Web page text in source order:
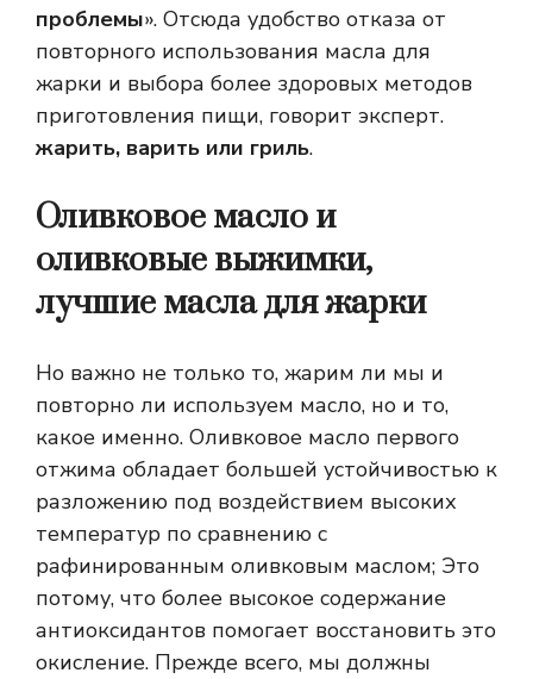
проблемы». Отсюда удобство отказа от
повторного использования масла для
жарки и выбора более здоровых методов
приготовления пищи, говорит эксперт.
жарить, варить или гриль.
Оливковое масло и
оливковые выжимки,
лучшие масла для жарки
Но важно не только то, жарим ли мы и
повторно ли используем масло, но и то,
какое именно. Оливковое масло первого
отжима обладает большей устойчивостью к
разложению под воздействием высоких
температур по сравнению с
рафинированным оливковым маслом; Это
потому, что более высокое содержание
антиоксидантов помогает восстановить это
окисление. Прежде всего, мы должны